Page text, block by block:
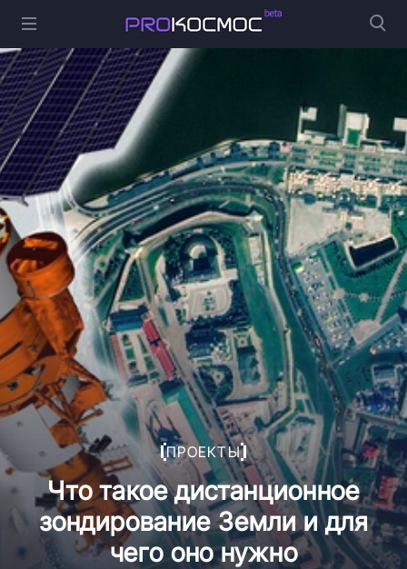
ПРОЕКТЫ
Что такое дистанционное
зондирование Земли и для
чего оно нужно